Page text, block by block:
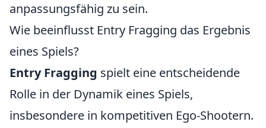
anpassungsfähig zu sein.
Wie beeinflusst Entry Fragging das Ergebnis
eines Spiels?
Entry Fragging spielt eine entscheidende
Rolle in der Dynamik eines Spiels,
insbesondere in kompetitiven Ego-Shootern.